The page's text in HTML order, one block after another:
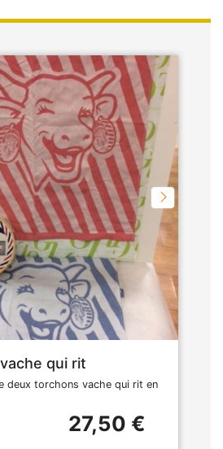
qui rit
deux torchons vache qui rit en
27,50 €